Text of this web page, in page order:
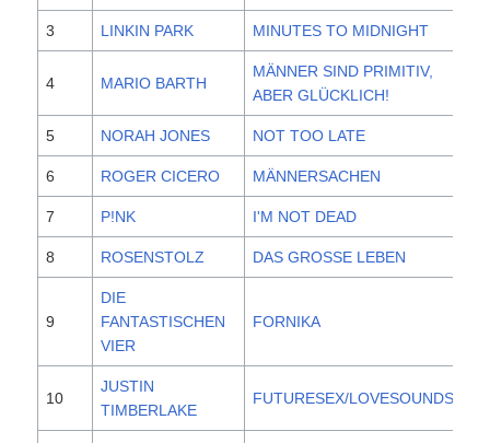
3 LINKIN PARK MINUTES TO MIDNIGHT
4 MARIO BARTH
MÄNNER SIND PRIMITIV,
ABER GLÜCKLICH!
5 NORAH JONES NOT TOO LATE
6 ROGER CICERO MÄNNERSACHEN
7 P!NK I'M NOT DEAD
8 ROSENSTOLZ DAS GROSSE LEBEN
9
DIE
FANTASTISCHEN
VIER
FORNIKA
10
JUSTIN
TIMBERLAKE
FUTURESEX/LOVESOUNDS